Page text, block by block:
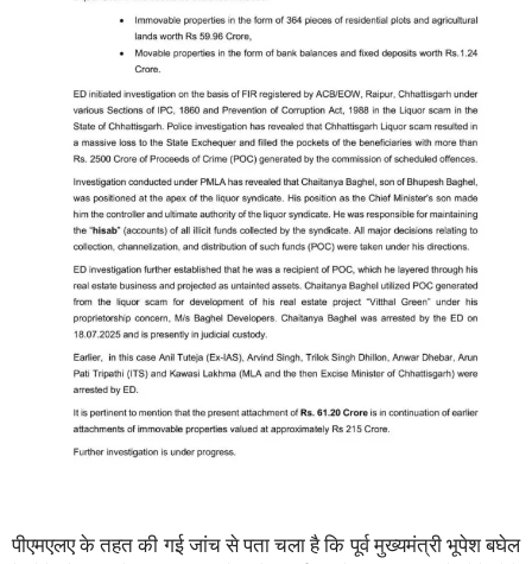
पीएमएलए के तहत की गई जांच से पता चला है कि पूर्व मुख्यमंत्री भूपेश बघेल